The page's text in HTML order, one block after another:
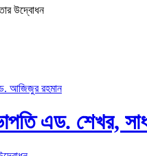
উদ্বোধন
এড. শেখর,